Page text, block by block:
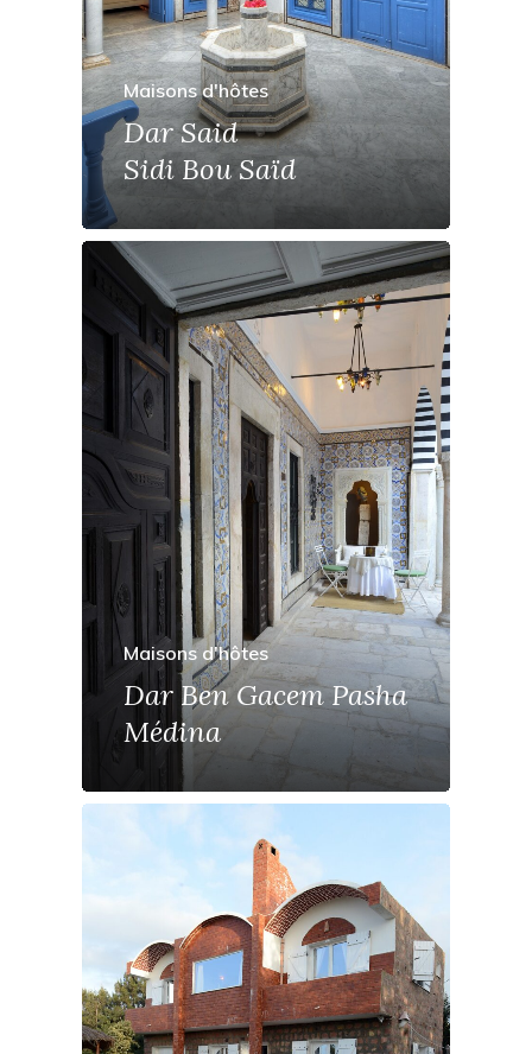
Maisons d'hôtes
Dar Said
Sidi Bou Saïd
Maisons d'hôtes
Dar Ben Gacem Pasha
Médina